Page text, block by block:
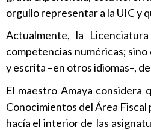
orgullo representar a la UIC y
Actualmente, la
competencias numéricas;
y escrita –en otros idiomas–,
El maestro Amaya considera
Conocimientos del Área
hacía el interior de las